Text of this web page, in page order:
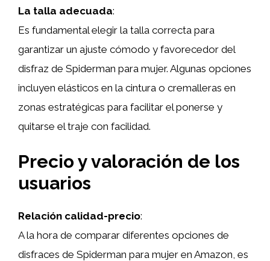
La talla adecuada:
Es fundamental elegir la talla correcta para
garantizar un ajuste cómodo y favorecedor del
disfraz de Spiderman para mujer. Algunas opciones
incluyen elásticos en la cintura o cremalleras en
zonas estratégicas para facilitar el ponerse y
quitarse el traje con facilidad.
Precio y valoración de los
usuarios
Relación calidad-precio:
A la hora de comparar diferentes opciones de
disfraces de Spiderman para mujer en Amazon, es